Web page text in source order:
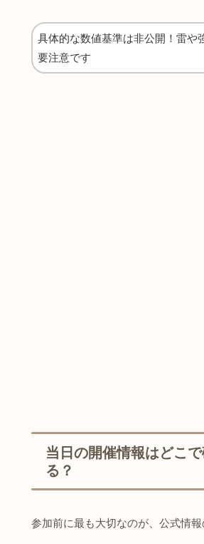
具体的な数値基準は非公開！雷や
要注意です
当日の開催情報はどこ
る？
参加前に最も大切なのが、公式情報